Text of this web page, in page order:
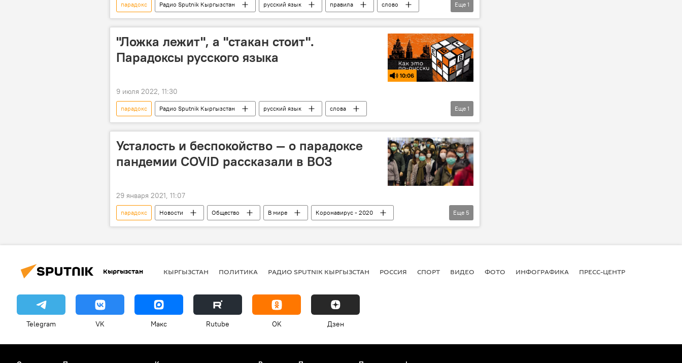
парадокс Радио Sputnik Кыргызстан русский язык правила
слово
Подкасты РИА Новости
Еще 1
"Ложка лежит", а "стакан стоит".
Парадоксы русского языка
10:06
9 июля 2022, 11:30
парадокс Радио Sputnik Кыргызстан русский язык
слова
Подкасты РИА Новости
Еще 1
Усталость и беспокойство — о парадоксе
пандемии COVID рассказали в ВОЗ
29 января 2021, 11:07
парадокс Новости Общество В мире
Коронавирус - 2020
Всемирная организация здравоохранения
коронавирус вакцина
мир
Еще 5
Кыргызстан КЫРГЫЗСТАН ПОЛИТИКА РАДИО SPUTNIK КЫРГЫЗСТАН РОССИЯ СПОРТ ВИДЕО ФОТО ИНФОГРАФИКА ПРЕСС-ЦЕНТР
Telegram VK Макс Rutube OK Дзен